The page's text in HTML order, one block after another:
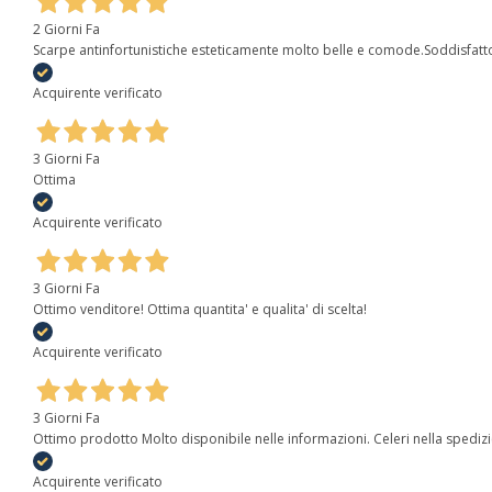
2 Giorni Fa
Scarpe antinfortunistiche esteticamente molto belle e
Acquirente verificato
3 Giorni Fa
Ottima
Acquirente verificato
3 Giorni Fa
Ottimo venditore! Ottima quantita' e qualita' di scelta!
Acquirente verificato
3 Giorni Fa
Ottimo prodotto Molto disponibile nelle informazioni. Celeri nella
Acquirente verificato